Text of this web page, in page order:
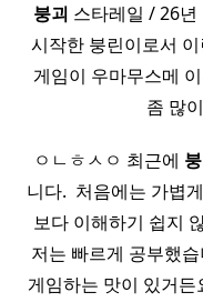
붕괴 스타레일 / 26
시작한 붕린이로서
게임이 우마무스메
좀 많
ㅇㄴㅎㅅㅇ 최근에
니다. ​ 처음에는 가볍
보다 이해하기 쉽지
저는 빠르게 공부했
게임하는 맛이 있거